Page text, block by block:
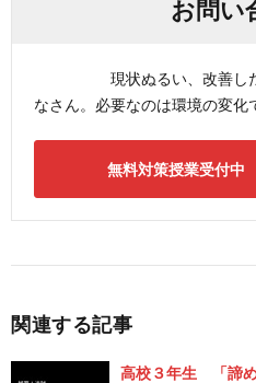
お問い
現状ぬるい、改善したい
なさん。必要なのは環境の変化
無料対策授業受付中
関連する記事
高校３年生 「諦